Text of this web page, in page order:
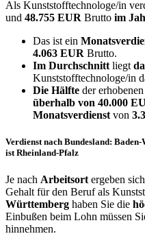
Als Kunststofftechnologe/in
und 48.755 EUR Brutto im
Das ist ein
4.063 EUR Brutto.
Im Durchschnitt liegt
Kunststofftechnologe/in
Die Hälfte der
überhalb von 40.000
Monatsverdienst von
Verdienst nach Bundesland:
ist Rheinland-Pfalz
Je nach Arbeitsort ergeben
Gehalt für den Beruf als
Württemberg haben Sie die
Einbußen beim Lohn müssen
hinnehmen.